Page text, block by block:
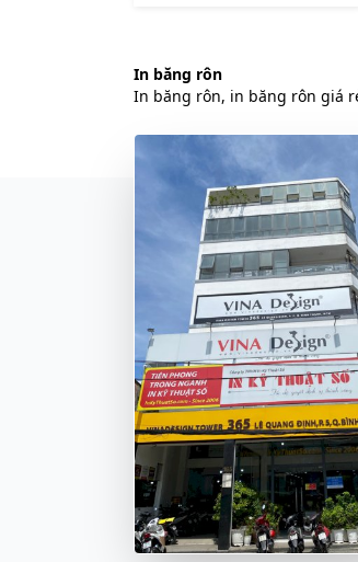
In băng rôn
In băng rôn, in băng rôn giá